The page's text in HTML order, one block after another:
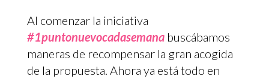
Al comenzar la iniciativa
#1puntonuevocadasemanabuscábamos
maneras de recompensar la gran acogida
de la propuesta. Ahora ya está todo en